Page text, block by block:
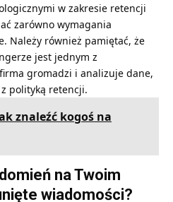
w zakresie retencji
zarówno wymagania
Należy również pamiętać, że
jest jednym z
gromadzi i analizuje dane,
polityką retencji.
znaleźć kogoś na
na Twoim
wiadomości?